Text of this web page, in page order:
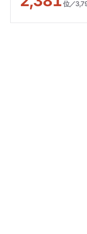
位／